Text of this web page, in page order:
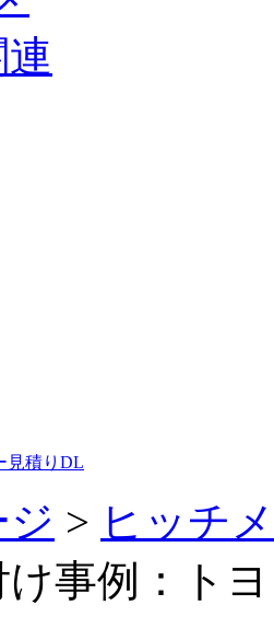
ジ > ヒッチ
け事例：ト